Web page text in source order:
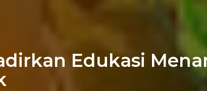
Edukasi